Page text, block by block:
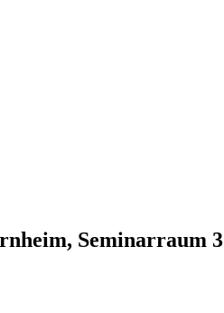
Seminarraum 3